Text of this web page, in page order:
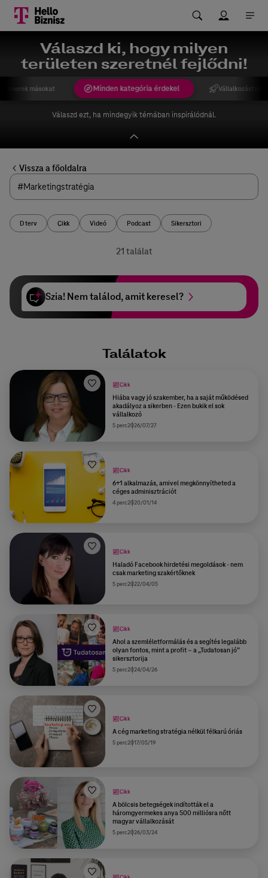
Válaszd ki, hogy milyen
területen szeretnél fejlődni!
Minden kategória érdekel Vállalkozást
másokat
Válaszd ezt, ha mindegyik témában inspirálódnál.
Vissza a főoldalra
D terv Cikk Videó Podcast Sikersztori
21 találat
Szia! Nem találod, amit keresel?
Találatok
Cikk
Hiába vagy jó szakember, ha a saját működésed
akadályoz a sikerben - Ezen bukik el sok
vállalkozó
5 perc2026/07/27
Cikk
6+1 alkalmazás, amivel megkönnyítheted a
céges adminisztrációt
4 perc2020/01/14
Cikk
Haladó Facebook hirdetési megoldások - nem
csak marketing szakértőknek
5 perc2022/04/05
Cikk
Ahol a szemléletformálás és a segítés legalább
olyan fontos, mint a profit – a „Tudatosan jó”
sikersztorija
5 perc2024/04/26
Cikk
A cég marketing stratégia nélkül félkarú óriás
5 perc2017/05/19
Cikk
A bölcsis betegségek indították el a
háromgyermekes anya 500 milliósra nőtt
magyar vállalkozását
5 perc2026/03/24